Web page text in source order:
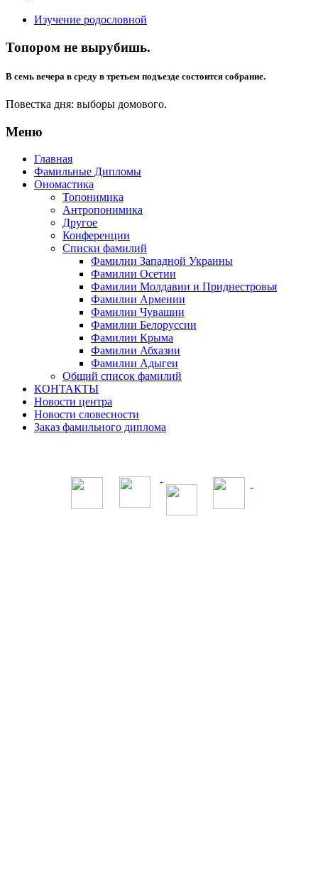
Изучение родословной
Топором не вырубишь.
В семь вечера в среду в третьем подъезде состоится собрание.
Повестка дня: выборы домового.
Меню
Главная
Фамильные Дипломы
Ономастика
Топонимика
Антропонимика
Другое
Конференции
Списки фамилий
Фамилии Западной Украины
Фамилии Осетии
Фамилии Молдавии и Приднестровья
Фамилии Армении
Фамилии Чувашии
Фамилии Белоруссии
Фамилии Крыма
Фамилии Абхазии
Фамилии Адыгеи
Общий список фамилий
КОНТАКТЫ
Новости центра
Новости словесности
Заказ фамильного диплома